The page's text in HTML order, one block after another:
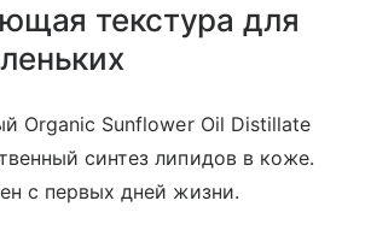
текстура для
Organic Sunflower Oil Distillate
синтез липидов в коже.
с первых дней жизни.